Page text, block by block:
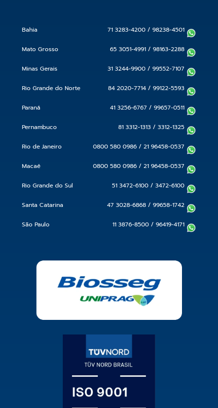
Bahia 71 3283-4200 /98238-4501
Mato Grosso 65 3051-4991 /98163-2288
Minas Gerais 31 3244-9900 /99552-7107
Rio Grande do Norte 84 2020-7714 /99122-5593
Paraná 41 3256-6767 /99657-0511
Pernambuco 81 3312-1313 /3312-1325
Rio de Janeiro 0800 580 0986 /21 96458-0537
Macaé 0800 580 0986 /21 96458-0537
Rio Grande do Sul 51 3472-6100 /3472-6100
Santa Catarina 47 3028-6868 /99658-1742
São Paulo 11 3876-8500 /96419-4171